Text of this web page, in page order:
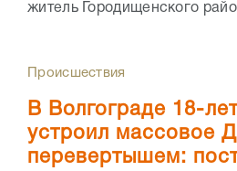
житель Городищенского
Происшествия
В Волгограде 18-
устроил массовое
перевертышем: